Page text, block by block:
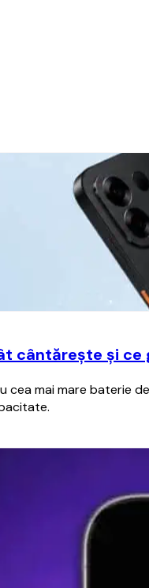
cântărește și
cea mai mare baterie